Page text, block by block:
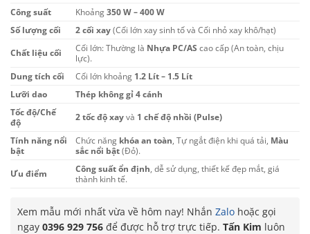
Công suất
Khoảng350 W – 400 W
Số lượng cối
2 cối xay(Cối lớn xay sinh tố và Cối nhỏ xay khô/hạt)
Chất liệu cối Cối lớn: Thường là Nhựa PC/AS cao cấp (An toàn, chịu
lực).
Dung tích cối
Cối lớn khoảng 1.2 Lít – 1.5 Lít
Lưỡi dao
Thép không gỉ 4 cánh
Tốc độ/Chế
độ
2 tốc độ xayvà 1 chế độ nhồi (Pulse)
Tính năng nổi
bật
Chức năng khóa an toàn , Tự ngắt điện khi quá tải, Màu
sắc nổi bật(Đỏ).
Ưu điểm Công suất ổn định , dễ sử dụng, thiết kế đẹp mắt, giá
thành kinh tế.
Xem mẫu mới nhất vừa về hôm nay! Nhắn Zalo hoặc gọi
ngay 0396 929 756 để được hỗ trợ trực tiếp. Tấn Kim luôn